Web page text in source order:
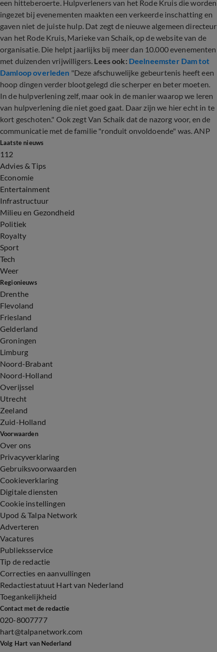
een hitteberoerte. Hulpverleners van het Rode Kruis die worden
ingezet bij evenementen maakten een verkeerde inschatting en
gaven niet de juiste hulp. Dat zegt de nieuwe algemeen directeur
van het Rode Kruis, Marieke van Schaik, op de website van de
organisatie. Die helpt jaarlijks bij meer dan 10.000 evenementen
met duizenden vrijwilligers. Lees ook: Deelneemster Dam tot
Damloop overleden "Deze afschuwelijke gebeurtenis heeft een
hoop dingen verder blootgelegd die scherper en beter moeten.
In de hulpverlening zelf, maar ook in de manier waarop we leren
van hulpverlening die niet goed gaat. Daar zijn we hier echt in te
kort geschoten." Ook zegt Van Schaik dat de nazorg voor, en de
communicatie met de familie "ronduit onvoldoende" was. ANP
Laatste nieuws
112
Advies & Tips
Economie
Entertainment
Infrastructuur
Milieu en Gezondheid
Politiek
Royalty
Sport
Tech
Weer
Regionieuws
Drenthe
Flevoland
Friesland
Gelderland
Groningen
Limburg
Noord-Brabant
Noord-Holland
Overijssel
Utrecht
Zeeland
Zuid-Holland
Voorwaarden
Over ons
Privacyverklaring
Gebruiksvoorwaarden
Cookieverklaring
Digitale diensten
Cookie instellingen
Upod & Talpa Network
Adverteren
Vacatures
Publieksservice
Tip de redactie
Correcties en aanvullingen
Redactiestatuut Hart van Nederland
Toegankelijkheid
Contact met de redactie
020-8007777
hart@talpanetwork.com
Volg Hart van Nederland